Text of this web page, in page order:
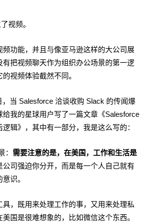
视频。
频功能，并且与像亚马逊这样的大公司展
有把视频聊天作为组织办公场景的第一逻
视频体验截然不同。
，当 Salesforce 洽谈收购 Slack 的传闻爆
给我的星球用户写了一篇文章《Salesforce
辑》，其中有一部分，我是这么写的：
： 需要注意的是，在美国，工作和生活是
公司强迫你分开，而是每一个人自己就有
识。
具，既用来处理工作的事，又用来处理私
国是很难想象的，比如微信这个东西。